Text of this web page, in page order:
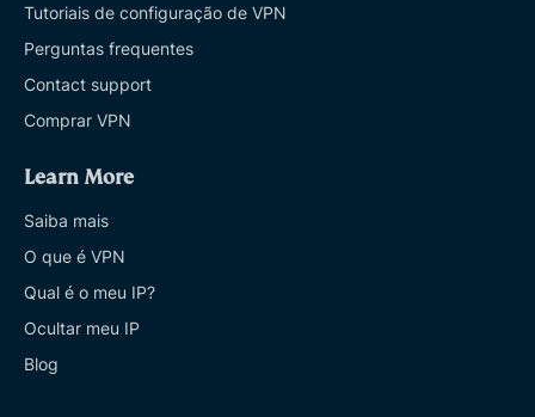
Tutoriais de configuração de VPN
Perguntas frequentes
Contact support
Comprar VPN
Learn More
Saiba mais
O que é VPN
Qual é o meu IP?
Ocultar meu IP
Blog